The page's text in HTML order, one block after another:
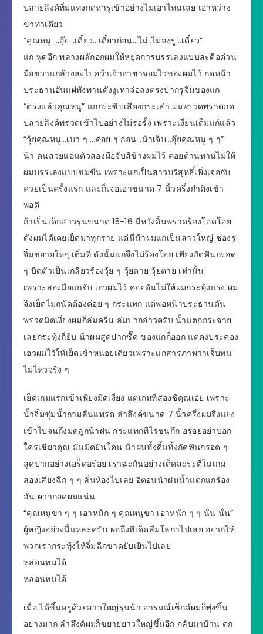
ปลายลึงค์ทิ่มแทงกดหารูเข้าอย่างไม่เอาไหนเลย เอาหว่าง
ขาท่าเดียว
“คุณหนู …อุ๊ย…เดี๋ยว…เดี๋ยวก่อน…ไม่..ไม่ลงรู…เดี๋ยว”
แก พูดอีก พลางผลักอกผมให้หยุดการบรรเลงแบบสะดือด่วน
มือขวาแกล้วงลงไปคว้าเจ้าอาชาจอมไวของผมไว้ กดหน้า
ประธานอันแผ่พังพานดังงูเห่าจ่อลงตรงปากรูจิ๋มของแก
“ตรงแล้วคุณหนู” แกกระซิบเสียงกระเส่า ผมพรวดพราดกด
ปลายลึงค์พรวดเข้าไปอย่างไม่รอรั้ง เพราะเงี่ยนเต็มแก่แล้ว
“วุ้ยคุณหนู…เบา ๆ …ค่อย ๆ ก่อน…น้าเจ็บ…อุ๊ยคุณหนู ๆ ๆ”
น้า คนสวยแอ่นตัวสองมือจับสีข้างผมไว้ คอยต้านทานไม่ให้
ผมบรรเลงแบบข่มขืน เพราะแกเป็นสาวบริสุทธิ์เพิ่งเจอกับ
ควยเป็นครั้งแรก และก็เจอเอาขนาด 7 นิ้วครึ่งกำตึงเข้า
พอดี
ถ้าเป็นเด็กสาวรุ่นขนาด 15-16 มีหวังดิ้นพราดร้องโอดโอย
ดังผมได้เคยเย็ดมาทุกราย แต่นี่น้าผมแกเป็นสาวใหญ่ ช่องรู
จิ๋มขยายใหญ่เต็มที่ ดังนั้นแกจึงไม่ร้องโอย เพียงกัดฟันกรอด
ๆ บิดตัวเป็นเกลียวร้องวุ้ย ๆ วุ้ยตาย วุ้ยตาย เท่านั้น
เพราะสองมือแกจับ เอวผมไว้ คอยดันไม่ให้ผมกระทุ้งแรง ผม
จึงเย็ดไม่ถนัดต้องค่อย ๆ กระแทก แต่พอหน้าประธานดัน
พรวดมิดเงี่ยงผมก็ล่มครืน ล่มปากอ่าวครับ น้ำแตกกระจาย
เลยกระทุ้งถี่ยิบ น้าผมสูดปากซี๊ด ของแกก็ออก แต่คงประคอง
เอวผมไว้ให้เย็ดเข้าหน่อยเดียวเพราะแกสารภาพว่าเจ็บทน
ไม่ไหวจริง ๆ
เย็ดเกมแรกเข้าเพียงมิดเงี่ยง แต่เกมที่สองซีคุณเอ๋ย เพราะ
น้ำจิ๋มชุ่มน้ำกามลื่นแพรด ลำลึงค์ขนาด 7 นิ้วครึ่งผมจึงแยง
เข้าไปจนถึงมดลูกน้าฝน กระแทกทีไรชนกึก อร่อยอย่าบอก
ใครเชียวคุณ มันมิดยันโคน น้าฝนทั้งดิ้นทั้งกัดฟันกรอด ๆ
สูดปากอย่างเอร็ดอร่อย เราฉะกันอย่างเด็ดสะระตี่ในเกม
สองเสียงฉึก ๆ ๆ ลั่นห้องไปเลย อีตอนน้าฝนน้ำแตกแกร้อง
ลั่น ผวากอดผมแน่น
“คุณหนูขา ๆ ๆ เอาหนัก ๆ คุณหนูขา เอาหนัก ๆ ๆ นั่น นั่น”
ผู้หญิงอย่างนี้แหละครับ พอถึงทีเด็ดลืมโลกาไปเลย อยากให้
พวกเรากระทุ้งให้จิ๋มฉีกขาดยับเยินไปเลย
หล่อนทนได้
หล่อนทนได้
เมื่อ ได้ขึ้นครูด้วยสาวใหญ่รุ่นน้า อารมณ์เซ็กส์ผมก็พุ่งขึ้น
อย่างมาก ลำลึงค์ผมก็ขยายยาวใหญ่ขึ้นอีก กลับมาบ้าน ตก